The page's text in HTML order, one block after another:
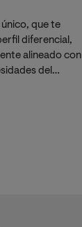
único, que te
diferencial,
alineado con
del